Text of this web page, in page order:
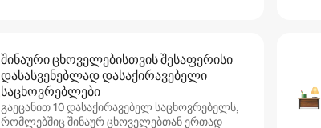
შინაური ცხოველებისთვის შესაფერისი
დასასვენებლად დასაქირავებელი
საცხოვრებლები
გაეცანით 10 დასაქირავებელ საცხოვრებელს,
რომლებშიც შინაურ ცხოველებთან ერთად